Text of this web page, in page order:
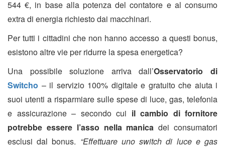
544 €, in base alla potenza del contatore e al consumo
extra di energia richiesto dai macchinari.
Per tutti i cittadini che non hanno accesso a questi bonus,
esistono altre vie per ridurre la spesa energetica?
Una possibile soluzione arriva dall’Osservatorio di
Switcho – il servizio 100% digitale e gratuito che aiuta i
suoi utenti a risparmiare sulle spese di luce, gas, telefonia
e assicurazione – secondo cui il cambio di fornitore
potrebbe essere l’asso nella manica dei consumatori
esclusi dal bonus. “Effettuare uno switch di luce e gas